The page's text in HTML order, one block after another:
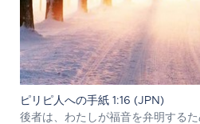
ピリピ人への手紙 1:16 (JPN)
後者は、わたしが福音を弁明する